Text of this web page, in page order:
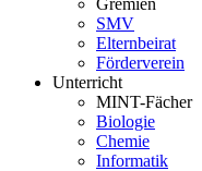
Gremien
SMV
Elternbeirat
Förderverein
Unterricht
MINT-Fächer
Biologie
Chemie
Informatik